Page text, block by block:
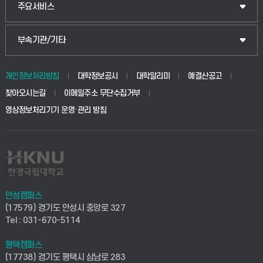
생명공학부
사회안전시스템공학부
컴퓨터응용수학부
ICT로봇기계공학부
산업대학원
공공정책대학원
교육대학원
주요서비스
입학안내
웹메일
학사시스템(전문학사 및 전공심화)
사이버캠퍼스(전문학사 및 전공심화)
시설바로처리서비스
연구실안전관리시스템
산학연구관리시스템
부속기관/기타
중앙도서관
학생생활관(안성)
산학협력단
취업지원센터
창업지원센터
현장실습지원센터
개인정보처리방침 대학정보공시 대학알리미
예결산공고
찾아오시는길
이메일주소 무단수집거부
영상정보처리기기 운영·관리 방침
안성캠퍼스
(17579) 경기도 안성시 중앙로 327
Tel : 031-670-5114
평택캠퍼스
(17738) 경기도 평택시 삼남로 283